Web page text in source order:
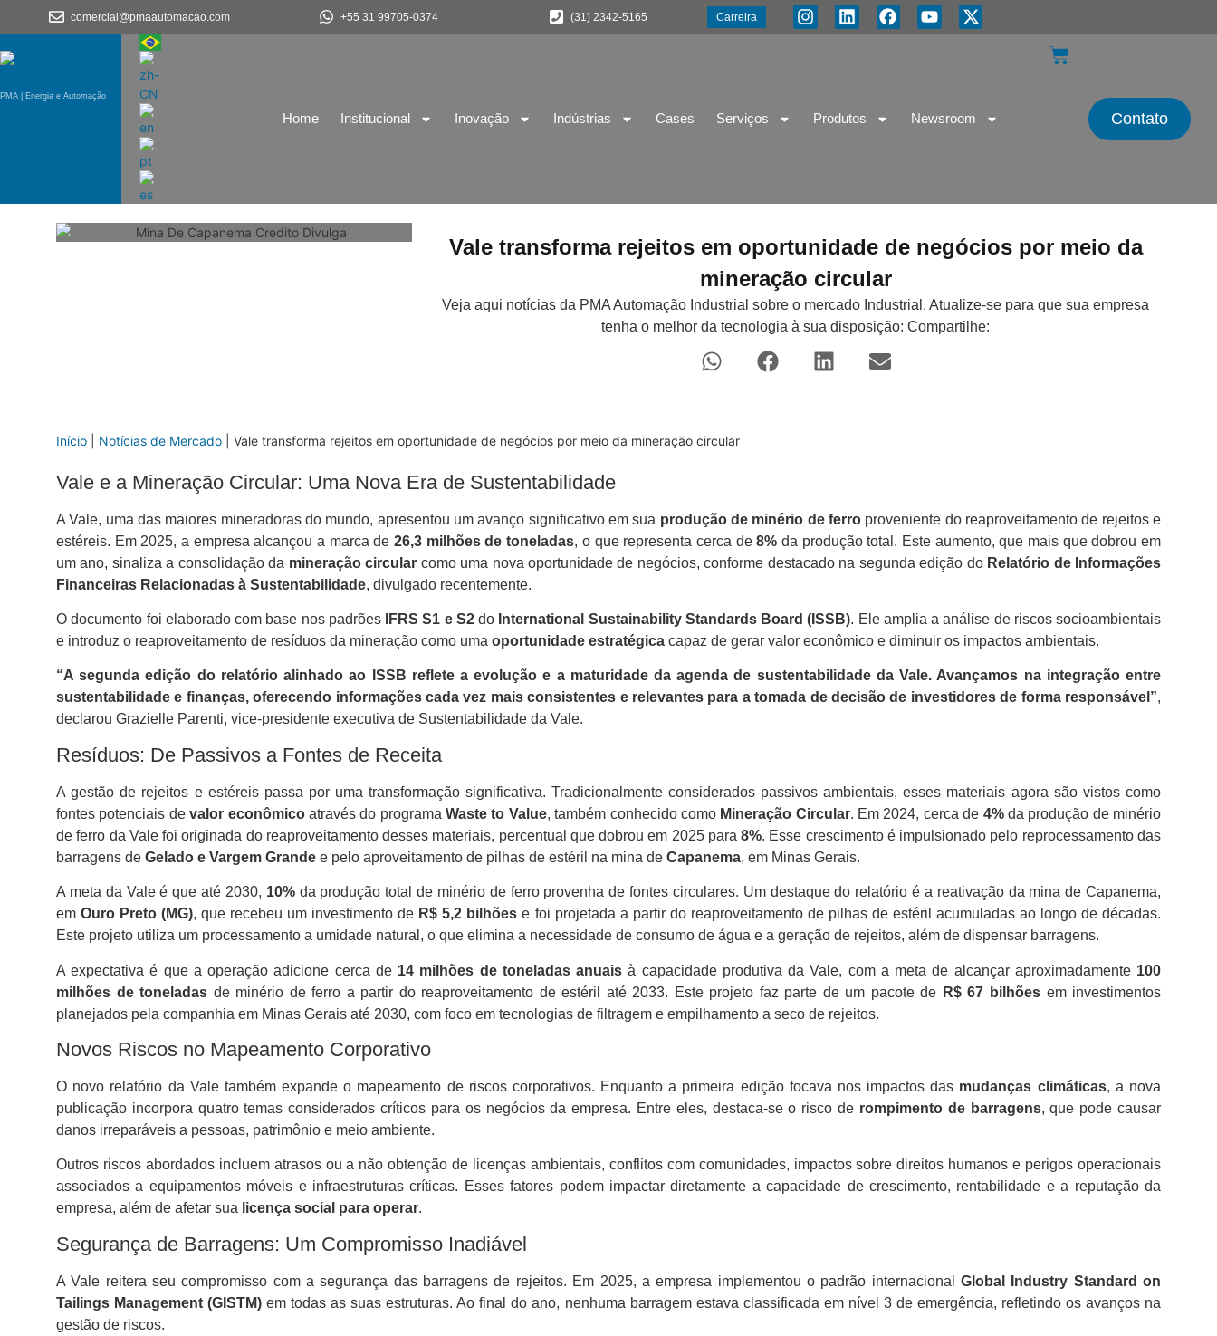
comercial@pmaautomacao.com +55 31 99705-0374 (31) 2342-5165 Carreira
PMA | Energia e Automação
Home Institucional Inovação Indústrias Cases Serviços Produtos Newsroom Contato
Vale transforma rejeitos em oportunidade de negócios por meio da
mineração circular
Veja aqui notícias da PMA Automação Industrial sobre o mercado Industrial. Atualize-se para que sua empresa
tenha o melhor da tecnologia à sua disposição: Compartilhe:
Início Notícias de Mercado Vale transforma rejeitos em oportunidade de negócios por meio da mineração circular
Vale e a Mineração Circular: Uma Nova Era de Sustentabilidade
A Vale, uma das maiores mineradoras do mundo, apresentou um avanço significativo em sua produção de minério de ferro proveniente do reaproveitamento de rejeitos e
estéreis. Em 2025, a empresa alcançou a marca de26,3 milhões de toneladas, o que representa cerca de8% da produção total. Este aumento, que mais que dobrou em
um ano, sinaliza a consolidação da mineração circular como uma nova oportunidade de negócios, conforme destacado na segunda edição do Relatório de Informações
Financeiras Relacionadas à Sustentabilidade, divulgado recentemente.
O documento foi elaborado com base nos padrões IFRS S1 e S2do International Sustainability Standards Board (ISSB). Ele amplia a análise de riscos socioambientais
e introduz o reaproveitamento de resíduos da mineração como uma oportunidade estratégica capaz de gerar valor econômico e diminuir os impactos ambientais.
“A segunda edição do relatório alinhado ao ISSB reflete a evolução e a maturidade da agenda de sustentabilidade da Vale. Avançamos na integração entre
sustentabilidade e finanças, oferecendo informações cada vez mais consistentes e relevantes para a tomada de decisão de investidores de forma responsável”,
declarou Grazielle Parenti, vice-presidente executiva de Sustentabilidade da Vale.
Resíduos: De Passivos a Fontes de Receita
A gestão de rejeitos e estéreis passa por uma transformação significativa. Tradicionalmente considerados passivos ambientais, esses materiais agora são vistos como
fontes potenciais devalor econômicoatravés do programa Waste to Value, também conhecido como Mineração Circular. Em 2024, cerca de 4%da produção de minério
de ferro da Vale foi originada do reaproveitamento desses materiais, percentual que dobrou em 2025 para8%. Esse crescimento é impulsionado pelo reprocessamento das
barragens de Gelado e Vargem Grande e pelo aproveitamento de pilhas de estéril na mina de Capanema, em Minas Gerais.
A meta da Vale é que até 2030, 10%da produção total de minério de ferro provenha de fontes circulares. Um destaque do relatório é a reativação da mina de Capanema,
emOuro Preto (MG), que recebeu um investimento de R$ 5,2 bilhões e foi projetada a partir do reaproveitamento de pilhas de estéril acumuladas ao longo de décadas.
Este projeto utiliza um processamento a umidade natural, o que elimina a necessidade de consumo de água e a geração de rejeitos, além de dispensar barragens.
A expectativa é que a operação adicione cerca de 14 milhões de toneladas anuais à capacidade produtiva da Vale, com a meta de alcançar aproximadamente 100
milhões de toneladas de minério de ferro a partir do reaproveitamento de estéril até 2033. Este projeto faz parte de um pacote de R$ 67 bilhõesem investimentos
planejados pela companhia em Minas Gerais até 2030, com foco em tecnologias de filtragem e empilhamento a seco de rejeitos.
Novos Riscos no Mapeamento Corporativo
O novo relatório da Vale também expande o mapeamento de riscos corporativos. Enquanto a primeira edição focava nos impactos das mudanças climáticas, a nova
publicação incorpora quatro temas considerados críticos para os negócios da empresa. Entre eles, destaca-se o risco de rompimento de barragens, que pode causar
danos irreparáveis a pessoas, patrimônio e meio ambiente.
Outros riscos abordados incluem atrasos ou a não obtenção de licenças ambientais, conflitos com comunidades, impactos sobre direitos humanos e perigos operacionais
associados a equipamentos móveis e infraestruturas críticas. Esses fatores podem impactar diretamente a capacidade de crescimento, rentabilidade e a reputação da
empresa, além de afetar sua licença social para operar.
Segurança de Barragens: Um Compromisso Inadiável
A Vale reitera seu compromisso com a segurança das barragens de rejeitos. Em 2025, a empresa implementou o padrão internacional Global Industry Standard on
Tailings Management (GISTM) em todas as suas estruturas. Ao final do ano, nenhuma barragem estava classificada em nível 3 de emergência, refletindo os avanços na
gestão de riscos.